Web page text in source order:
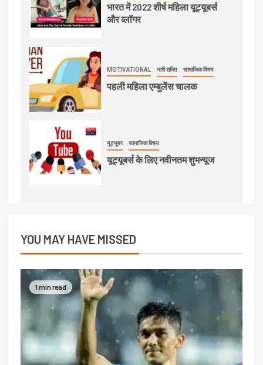
भारत में 2022 शीर्ष महिला यूट्यूबर्स
और व्लॉगर
MOTIVATIONAL नारी शक्ति सामाजिक विषय
पहली महिला एम्बुलेंस चालक
यूट्यूबर सामाजिक विषय
यूट्यूबर्स के लिए नवीनतम शुभन्यूज
YOU MAY HAVE MISSED
1 min read